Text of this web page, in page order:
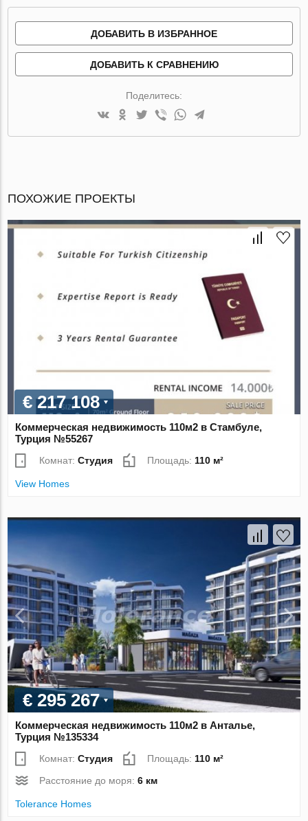
ДОБАВИТЬ В ИЗБРАННОЕ
ДОБАВИТЬ К СРАВНЕНИЮ
Поделитесь:
ПОХОЖИЕ ПРОЕКТЫ
€ 217 108
Коммерческая недвижимость 110м2 в Стамбуле,
Турция №55267
Комнат:Студия Площадь:110 м²
View Homes
€ 295 267
Коммерческая недвижимость 110м2 в Анталье,
Турция №135334
Комнат:Студия Площадь: 110 м²
Расстояние до моря:6 км
Tolerance Homes